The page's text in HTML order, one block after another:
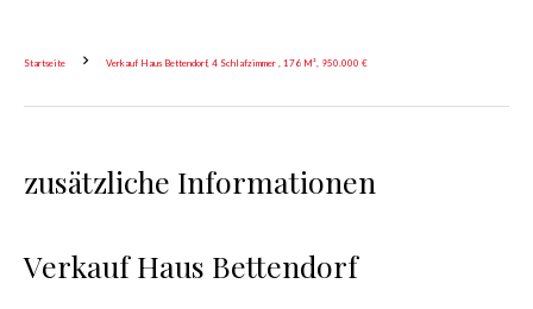
Startseite Verkauf Haus Bettendorf, 4 Schlafzimmer , 176 M², 950.000 €
zusätzliche Informationen
Verkauf Haus Bettendorf